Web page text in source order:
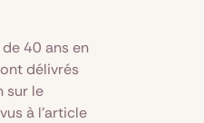
40 ans en
délivrés
sur le
à l'article